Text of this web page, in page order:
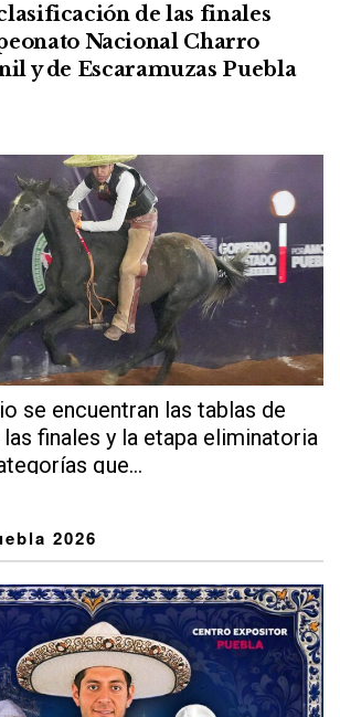
de las finales
Nacional Charro
y de Escaramuzas Puebla
se encuentran las tablas de
finales y la etapa eliminatoria
que...
2026